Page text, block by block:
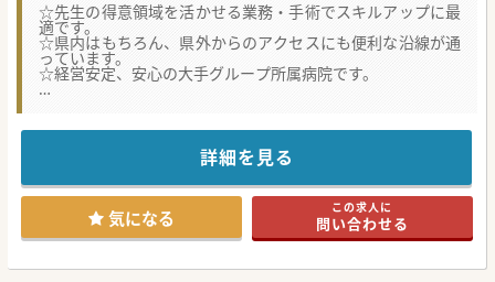
☆先生の得意領域を活かせる業務・手術でスキルアップに最
適です。
☆県内はもちろん、県外からのアクセスにも便利な沿線が通
っています。
☆経営安定、安心の大手グループ所属病院です。
運営している大手グループ法人の為、経営安定で福利厚生も
■2022年11月に移転・新規開院を行った地域密着型の「か
かりつけ病院」です。急性期から在宅医療まで幅広くカバー
しております。
■地域のニーズに応えていく為、看護師・薬剤師・栄養士・
リハスタッフと連携し、慢性期医療や在宅医療にも力を入れ
ております。
【募集背景】
詳細を見る
気になる この求人に
問い合わせる